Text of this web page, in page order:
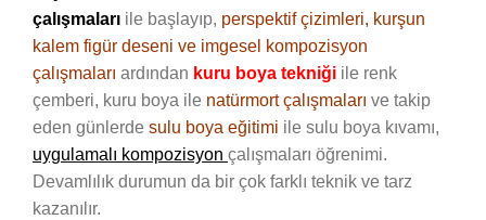
çalışmalarıile başlayıp, perspektif çizimleri, kurşun
kalem figür deseni ve imgesel kompozisyon
çalışmaları ardından kuru boya tekniğiile renk
çemberi, kuru boya ile natürmort çalışmaları ve takip
eden günlerde sulu boya eğitimi ile sulu boya kıvamı,
uygulamalı kompozisyon çalışmaları öğrenimi.
Devamlılık durumun da bir çok farklı teknik ve tarz
kazanılır.